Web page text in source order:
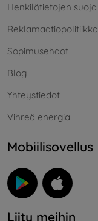
Henkilötietojen suoja
Reklamaatiopolitiikka
Sopimusehdot
Blog
Yhteystiedot
Vihreä energia
Mobiilisovellus
Liity meihin